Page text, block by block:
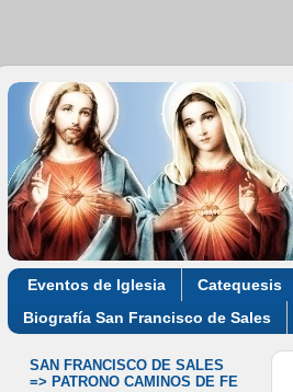
Eventos de Iglesia Catequesis
Biografía San Francisco de Sales
SAN FRANCISCO DE SALES
=> PATRONO CAMINOS DE FE